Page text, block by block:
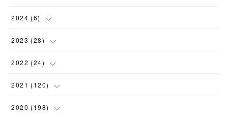
2024 (6)
(1)
(1 )
(1)
(1 )
2023 (28)
(2)
(1)
(1)
2022 (24)
(5)
(2)
2021 (120)
(12)
2020 (198)